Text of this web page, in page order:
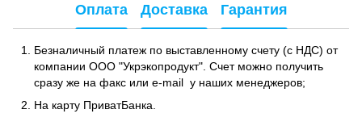
Оплата Доставка Гарантия
Безналичный платеж по выставленному счету (с НДС) от
компании ООО "Укрэкопродукт". Счет можно получить
сразу же на факс или e-mail у наших менеджеров;
На карту ПриватБанка.